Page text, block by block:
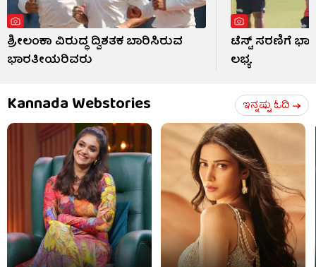
ಶ್ರೀಲಂಕಾ ವಿರುದ್ಧ ದ್ವಿಶತಕ ಬಾರಿಸಿರುವ
ಭಾರತೀಯರಿವರು
ಟೆಸ್ಟ್ ಸರಣಿಗೆ
ಲಭ್ಯ
Kannada Webstories ಇನ್ನಷ್ಟು ಓದಿ